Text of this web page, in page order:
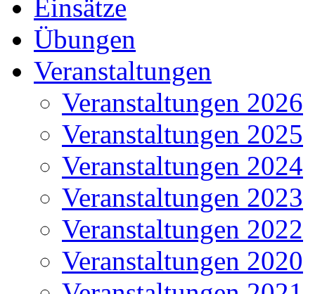
Einsätze
Übungen
Veranstaltungen
Veranstaltungen 2026
Veranstaltungen 2025
Veranstaltungen 2024
Veranstaltungen 2023
Veranstaltungen 2022
Veranstaltungen 2020